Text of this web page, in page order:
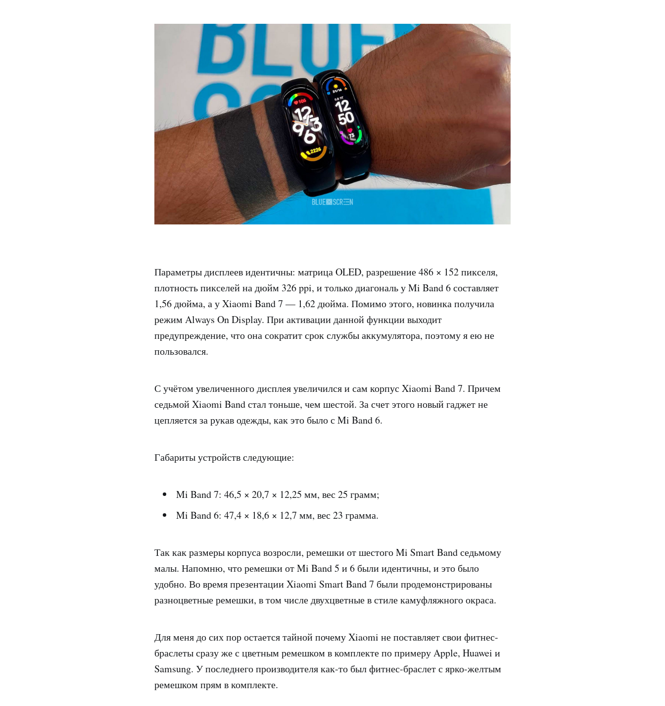
Параметры дисплеев идентичны: матрица OLED, разрешение 486 × 152 пикселя,
плотность пикселей на дюйм 326 ppi, и только диагональ у Mi Band 6 составляет
1,56 дюйма, а у Xiaomi Band 7 — 1,62 дюйма. Помимо этого, новинка получила
режим Always On Display. При активации данной функции выходит
предупреждение, что она сократит срок службы аккумулятора, поэтому я ею не
пользовался.
С учётом увеличенного дисплея увеличился и сам корпус Xiaomi Band 7. Причем
седьмой Xiaomi Band стал тоньше, чем шестой. За счет этого новый гаджет не
цепляется за рукав одежды, как это было с Mi Band 6.
Габариты устройств следующие:
Mi Band 7: 46,5 × 20,7 × 12,25 мм, вес 25 грамм;
Mi Band 6: 47,4 × 18,6 × 12,7 мм, вес 23 грамма.
Так как размеры корпуса возросли, ремешки от шестого Mi Smart Band седьмому
малы. Напомню, что ремешки от Mi Band 5 и 6 были идентичны, и это было
удобно. Во время презентации Xiaomi Smart Band 7 были продемонстрированы
разноцветные ремешки, в том числе двухцветные в стиле камуфляжного окраса.
Для меня до сих пор остается тайной почему Xiaomi не поставляет свои фитнес-
браслеты сразу же с цветным ремешком в комплекте по примеру Apple, Huawei и
Samsung. У последнего производителя как-то был фитнес-браслет с ярко-желтым
ремешком прям в комплекте.